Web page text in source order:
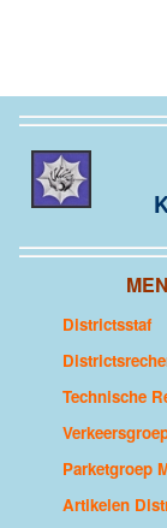
Districtsstaf
Technische
Parketgroep
Artikelen